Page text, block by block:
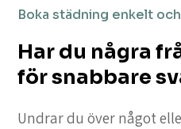
Boka städning enkelt
Har du några
för snabbare
Undrar du över något